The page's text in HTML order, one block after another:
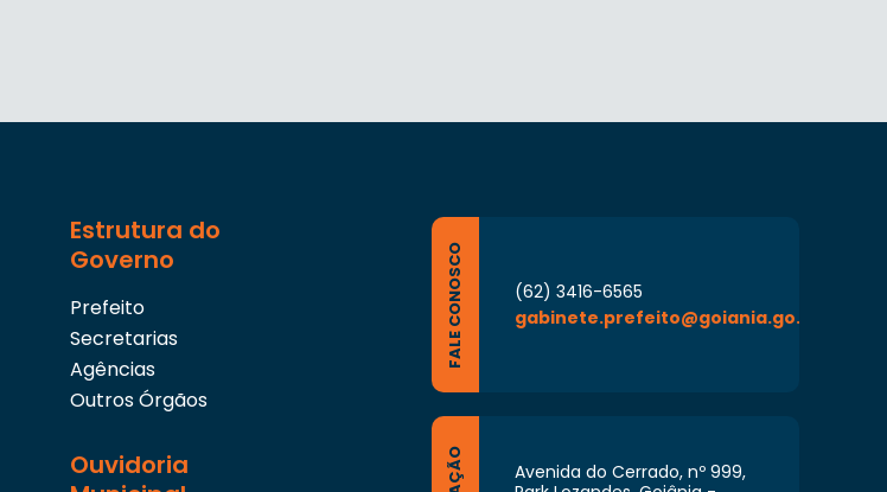
Estrutura do
Governo
Prefeito
Secretarias
Agências
Outros Órgãos
Ouvidoria
FALE CONOSCO
(62) 3416-6565
gabinete.prefeito@goiania.go.gov.br
Avenida do Cerrado, nº 999,